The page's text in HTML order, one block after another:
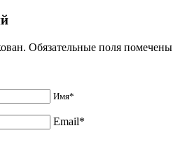
Обязательные поля помечены
Имя*
Email*